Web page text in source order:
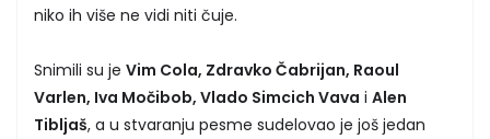
niko ih više ne vidi niti čuje.
Snimili su je Vim Cola, Zdravko Čabrijan, Raoul
Varlen, Iva Močibob, Vlado Simcich Vava i Alen
Tibljaš, a u stvaranju pesme sudelovao je još jedan